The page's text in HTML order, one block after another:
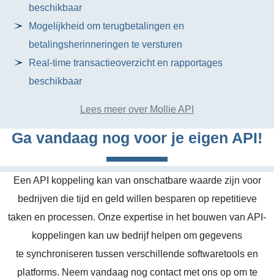
beschikbaar
Mogelijkheid om terugbetalingen en
betalingsherinneringen te versturen
Real-time transactieoverzicht en rapportages
beschikbaar
Lees meer over Mollie API
Ga vandaag nog voor je eigen API!
Een API koppeling kan van onschatbare waarde zijn voor
bedrijven die tijd en geld willen besparen op repetitieve
taken en processen. Onze expertise in het bouwen van API-
koppelingen kan uw bedrijf helpen om gegevens
te synchroniseren tussen verschillende softwaretools en
platforms. Neem vandaag nog contact met ons op om te